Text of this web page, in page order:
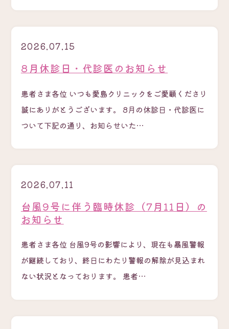
2026.07.15
8月休診日・代診医のお知らせ
患者さま各位 いつも愛島クリニックをご愛顧くださり
誠にありがとうございます。 8月の休診日・代診医に
ついて下記の通り、お知らせいた…
2026.07.11
台風9号に伴う臨時休診（7月11日）の
お知らせ
患者さま各位 台風9号の影響により、現在も暴風警報
が継続しており、終日にわたり警報の解除が見込まれ
ない状況となっております。 患者…